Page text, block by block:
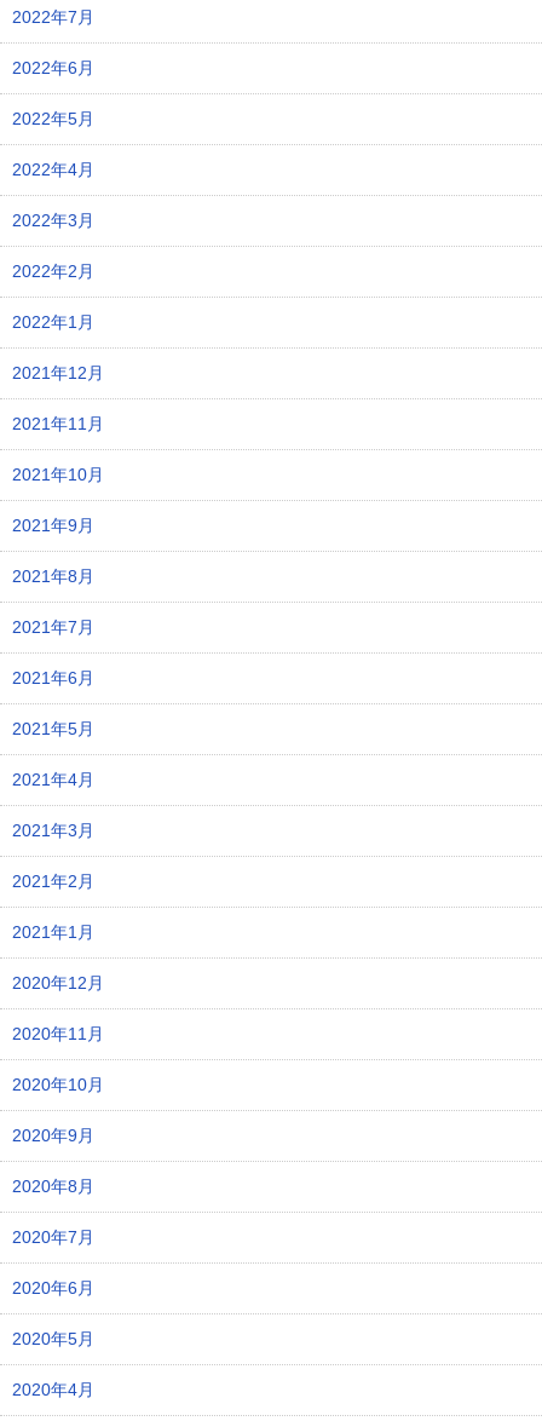
2022年7月
2022年6月
2022年5月
2022年4月
2022年3月
2022年2月
2022年1月
2021年12月
2021年11月
2021年10月
2021年9月
2021年8月
2021年7月
2021年6月
2021年5月
2021年4月
2021年3月
2021年2月
2021年1月
2020年12月
2020年11月
2020年10月
2020年9月
2020年8月
2020年7月
2020年6月
2020年5月
2020年4月